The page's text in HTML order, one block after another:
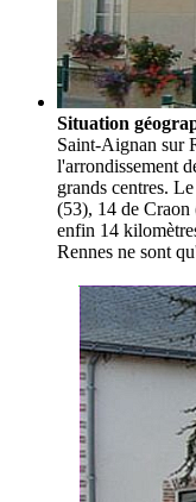
Situation
Saint-Aignan sur
l'arrondissement
grands centres.
(53), 14 de Craon
enfin 14
Rennes ne sont